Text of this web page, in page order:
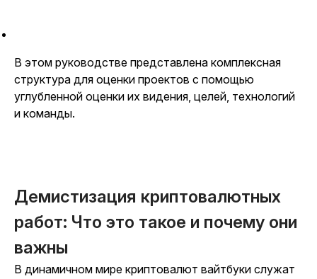
В этом руководстве представлена комплексная
структура для оценки проектов с помощью
углубленной оценки их видения, целей, технологий
и команды.
Демистизация криптовалютных
работ: Что это такое и почему они
важны
В динамичном мире криптовалют вайтбуки служат